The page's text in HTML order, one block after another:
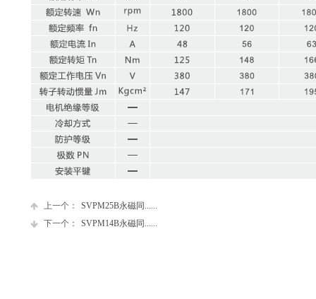
上一个：
SVPM25B永磁同......
下一个：
SVPM14B永磁同......